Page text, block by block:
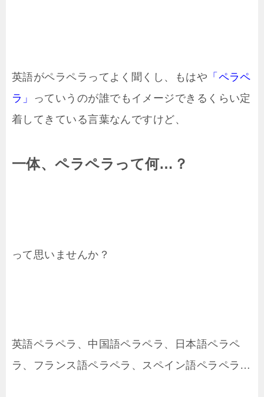
英語がペラペラってよく聞くし、もはや 「ペラペ
ラ」
っていうのが誰でもイメージできるくらい定
着してきている言葉なんですけど、
一体、ペラペラって何…？
って思いませんか？
英語ペラペラ、中国語ペラペラ、日本語ペラペ
ラ、フランス語ペラペラ、スペイン語ペラペラ…